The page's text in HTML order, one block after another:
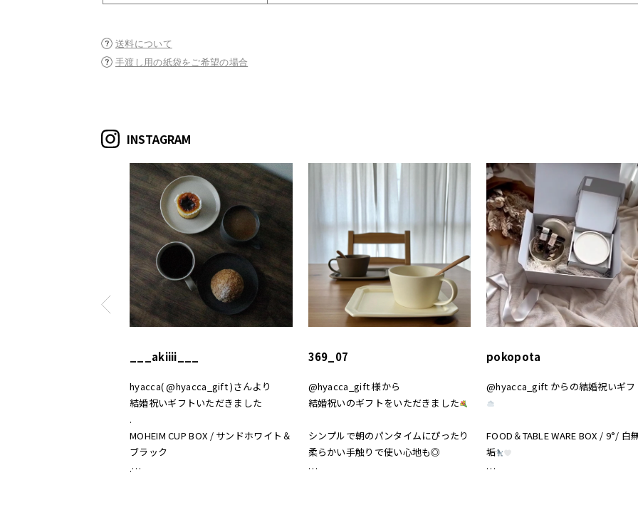
送料について
手渡し用の紙袋をご希望の場合
INSTAGRAM
___akiiii___
hyacca( @hyacca_gift )さんより
結婚祝いギフトいただきました
.
MOHEIM CUP BOX / サンドホワイト＆
ブラック
.
369_07
@hyacca_gift 様から
結婚祝いのギフトをいただきました
シンプルで朝のパンタイムにぴったり
柔らかい手触りで使い心地も◎
pokopota
@hyacca_gift からの結婚祝いギフ
FOOD＆TABLE WARE BOX / 9°/ 白
垢